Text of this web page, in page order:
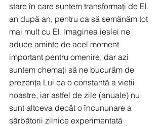
stare în care suntem transformați de El,
an după an, pentru ca să semănăm tot
mai mult cu El. Imaginea ieslei ne
aduce aminte de acel moment
important pentru omenire, dar azi
suntem chemați să ne bucurăm de
prezența Lui ca o constantă a vieții
noastre, iar astfel de zile (anuale) nu
sunt altceva decât o încununare a
sărbătorii zilnice experimentată